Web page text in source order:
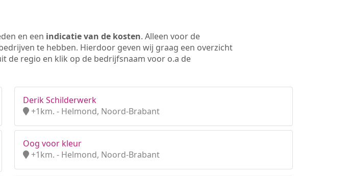
en een indicatie van de kosten. Alleen voor de
te hebben. Hierdoor geven wij graag een overzicht
de regio en klik op de bedrijfsnaam voor o.a de
Derik Schilderwerk
+1km. - Helmond, Noord-Brabant
Oog voor kleur
+1km. - Helmond, Noord-Brabant